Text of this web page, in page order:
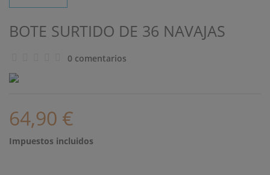
BOTE SURTIDO DE 36 NAVAJAS
0 comentarios
64,90 €
Impuestos incluidos